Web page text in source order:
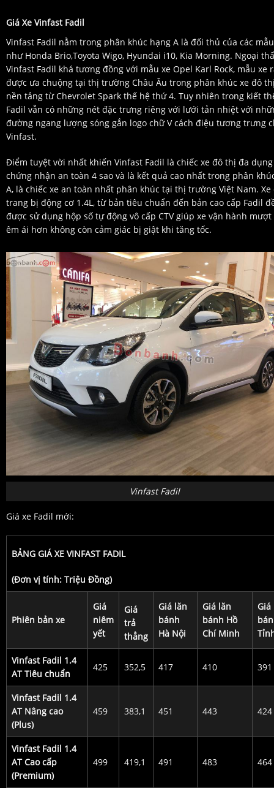
Giá Xe Vinfast Fadil
Vinfast Fadil nằm trong phân khúc hạng A là đối thủ của các
như Honda Brio,Toyota Wigo, Hyundai i10, Kia Morning. Ngoại
Vinfast Fadil khá tương đồng với mẫu xe Opel Karl Rock, mẫu xe
được ưa chuộng tại thị trường Châu Âu trong phân khúc xe đô
nền tảng từ Chevrolet Spark thế hệ thứ 4. Tuy nhiên trong kiết
Fadil vẫn có những nét đặc trưng riêng với lưới tản nhiệt với
đường ngang lượng sóng gắn logo chữ V cách điệu tương trưng
Vinfast.
Điểm tuyệt vời nhất khiến Vinfast Fadil là chiếc xe đô thị đa
chứng nhận an toàn 4 sao và là kết quả cao nhất trong phân
A, là chiếc xe an toàn nhất phân khúc tại thị trường Việt Nam. Xe
trang bị động cơ 1.4L, từ bản tiêu chuẩn đến bản cao cấp Fadil
được sử dụng hộp số tự động vô cấp CTV giúp xe vận hành mượt
êm ái hơn không còn cảm giác bị giật khi tăng tốc.
Vinfast Fadil
Giá xe Fadil mới:
BẢNG GIÁ XE VINFAST FADIL
(Đơn vị tính: Triệu Đồng)
Phiên bản xe
Giá
niêm
yết
Giá
trả
thẳng
Giá lăn
bánh
Hà Nội
Giá lăn
bánh Hồ
Chí Minh
Giá
Vinfast Fadil 1.4
AT Tiêu chuẩn
425 352,5 417 410 391
Vinfast Fadil 1.4
AT Nâng cao
(Plus)
459 383,1 451 443 424
Vinfast Fadil 1.4
AT Cao cấp
(Premium)
499 419,1 491 483 464